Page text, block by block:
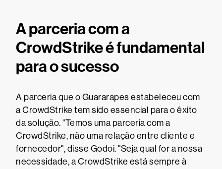
A parceria com a
CrowdStrike é fundamental
para o sucesso
A parceria que o Guararapes estabeleceu com
a CrowdStrike tem sido essencial para o êxito
da solução. "Temos uma parceria com a
CrowdStrike, não uma relação entre cliente e
fornecedor", disse Godoi. "Seja qual for a nossa
necessidade, a CrowdStrike está sempre à